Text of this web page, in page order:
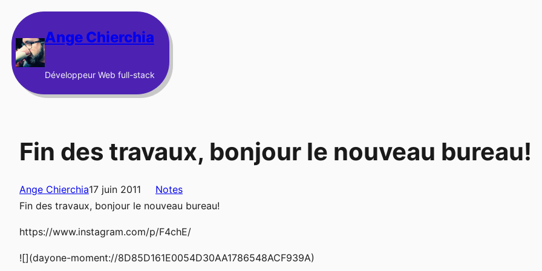
au
contenu Ange Chierchia
Développeur Web full-stack
Fin des travaux, bonjour le nouveau bureau!
Ange Chierchia17 juin 2011
Notes
Fin des travaux, bonjour le nouveau bureau!
https://www.instagram.com/p/F4chE/
![](dayone-moment://8D85D161E0054D30AA1786548ACF939A)